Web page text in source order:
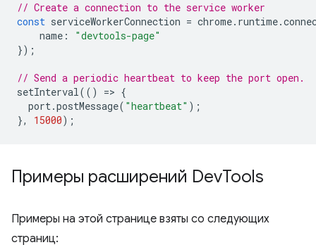
// Create a connection to the service worker
const serviceWorkerConnection = chrome. runtime.
name :
"devtools-page"
});
// Send a periodic heartbeat to keep the port open.
setInterval(() => {
port.postMessage( "heartbeat" );
},
15000);
Примеры расширений DevTools
Примеры на этой странице взяты со следующих
страниц: